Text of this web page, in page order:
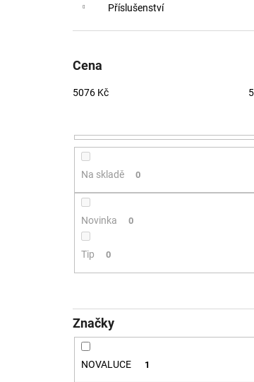
Příslušenství
Cena
5076 Kč
Na skladě 0
Novinka 0
Tip 0
Značky
NOVALUCE 1
VÝPRODEJ VZORKU - LED2
3000K/4000K ČERNÁ - LED2